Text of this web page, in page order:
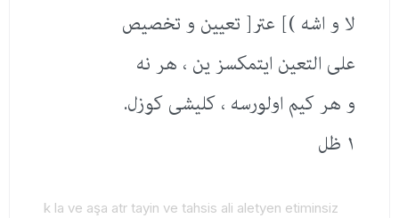
لا و اشه )] عتر[ تعیین و تخصیص
علی التعین ایتمكسز ین ، هر نه
و هر كیم اولورسه ، كلیشی كوزل.
١ ظل
k la ve aşa atr tayin ve tahsis ali aletyen etiminsiz